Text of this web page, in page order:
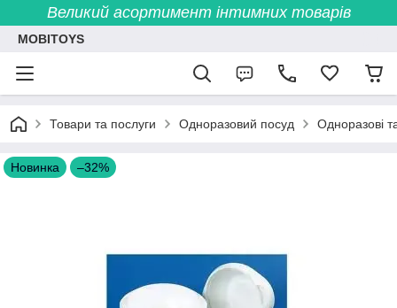
Великий асортимент інтимних товарів
MOBITOYS
Товари та послуги Одноразовий посуд Одноразові
Новинка –32%